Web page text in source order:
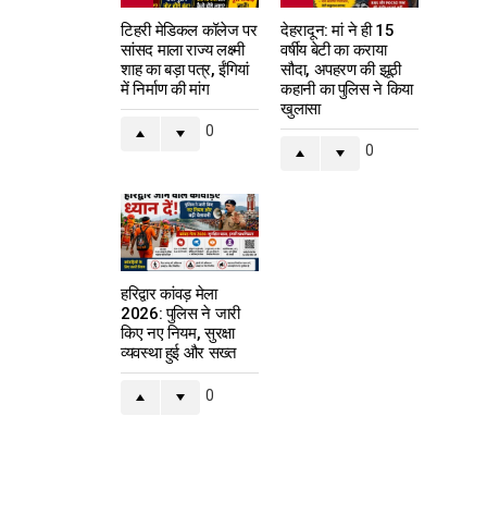
टिहरी मेडिकल कॉलेज पर
सांसद माला राज्य लक्ष्मी
शाह का बड़ा पत्र, ईंगियां
में निर्माण की मांग
0
देहरादून: मां ने ही 15
वर्षीय बेटी का कराया
सौदा, अपहरण की झूठी
कहानी का पुलिस ने किया
खुलासा
0
हरिद्वार कांवड़ मेला
2026: पुलिस ने जारी
किए नए नियम, सुरक्षा
व्यवस्था हुई और सख्त
0